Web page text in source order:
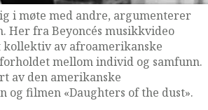
i møte med andre, argumenterer
fra Beyoncés musikkvideo
kollektiv av afroamerikanske
mellom individ og samfunn.
av den amerikanske
og filmen «Daughters of the dust».